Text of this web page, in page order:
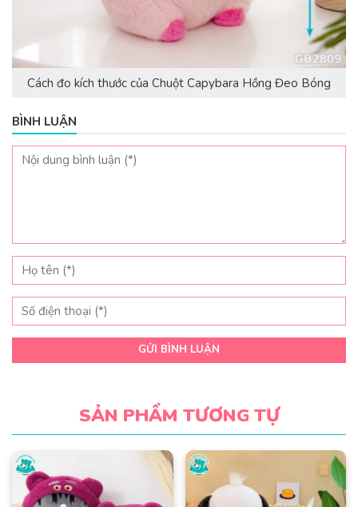
Cách đo kích thước của Chuột Capybara Hồng Đeo Bóng
BÌNH LUẬN
GỬI BÌNH LUẬN
SẢN PHẨM TƯƠNG TỰ